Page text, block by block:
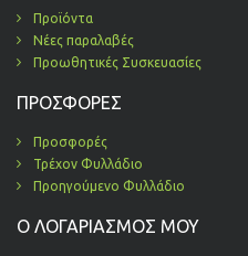
Προϊόντα
Νέες παραλαβές
Προωθητικές Συσκευασίες
ΠΡΟΣΦΟΡΈΣ
Προσφορές
Τρέχον Φυλλάδιο
Προηγούμενο Φυλλάδιο
Ο ΛΟΓΑΡΙΑΣΜΌΣ ΜΟΥ